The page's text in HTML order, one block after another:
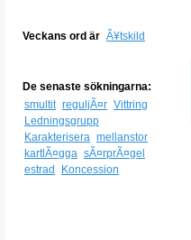
Veckans ord är Ã¥tskild
De senaste sökningarna:
smultit reguljÃ¤r Vittring
Ledningsgrupp
Karakterisera mellanstor
kartlÃ¤gga sÃ¤rprÃ¤gel
estrad
Koncession